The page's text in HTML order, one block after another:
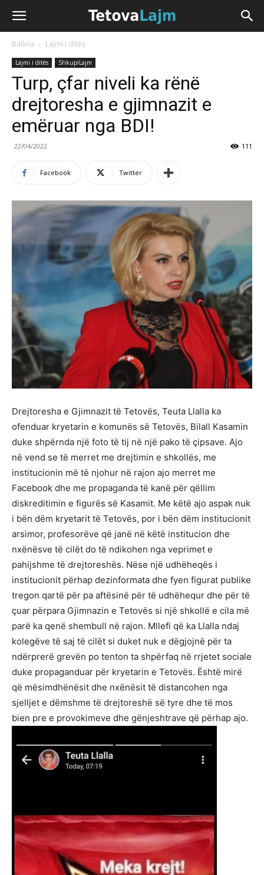
Ballina Lajmi i ditës
Lajmi i ditës ShkupiLajm
Turp, çfar niveli ka rënë
drejtoresha e gjimnazit e
emëruar nga BDI!
22/04/2022 111
Facebook Twitter
Drejtoresha e Gjimnazit të Tetovës, Teuta Llalla ka
ofenduar kryetarin e komunës së Tetovës, Bilall Kasamin
duke shpërnda një foto të tij në një pako të çipsave. Ajo
në vend se të merret me drejtimin e shkollës, me
institucionin më të njohur në rajon ajo merret me
Facebook dhe me propaganda të kanë për qëllim
diskreditimin e figurës së Kasamit. Me këtë ajo aspak nuk
i bën dëm kryetarit të Tetovës, por i bën dëm institucionit
arsimor, profesorëve që janë në këtë institucion dhe
nxënësve të cilët do të ndikohen nga veprimet e
pahijshme të drejtoreshës. Nëse një udhëheqës i
institucionit përhap dezinformata dhe fyen figurat publike
tregon qartë për pa aftësinë për të udhëhequr dhe për të
çuar përpara Gjimnazin e Tetovës si një shkollë e cila më
parë ka qenë shembull në rajon. Mllefi që ka Llalla ndaj
kolegëve të saj të cilët si duket nuk e dëgjojnë për ta
ndërprerë grevën po tenton ta shpërfaq në rrjetet sociale
duke propaganduar për kryetarin e Tetovës. Është mirë
që mësimdhënësit dhe nxënësit të distancohen nga
sjelljet e dëmshme të drejtoreshë së tyre dhe të mos
bien pre e provokimeve dhe gënjeshtrave që përhap ajo.